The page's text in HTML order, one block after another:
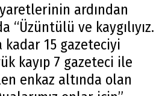
ardından
“Üzüntülü ve kaygılıyız.
kadar 15 gazeteciyi
kayıp 7 gazeteci ile
enkaz altında olan